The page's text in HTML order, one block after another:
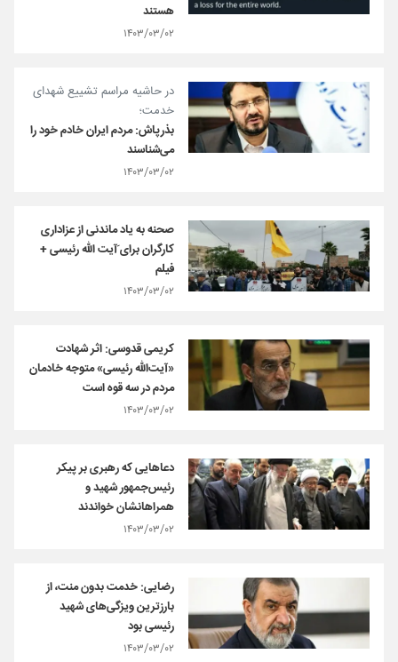
هستند
۱۴۰۳/۰۳/۰۲
در حاشیه مراسم تشییع شهدای
خدمت؛
بذرپاش: مردم ایران خادم‌ خود را
می‌شناسند
۱۴۰۳/۰۳/۰۲
صحنه به یاد ماندنی از عزاداری
کارگران برای َآیت الله رئیسی +
فیلم
۱۴۰۳/۰۳/۰۲
کریمی قدوسی: اثر شهادت
«آیت‌الله رئیسی» متوجه خادمان
مردم در سه قوه است
۱۴۰۳/۰۳/۰۲
دعاهایی که رهبری بر پیکر
رئیس‌جمهور شهید و
همراهانشان خواندند
۱۴۰۳/۰۳/۰۲
رضایی: خدمت بدون منت، از
بارزترین ویزگی‌های شهید
رئیسی بود
۱۴۰۳/۰۳/۰۲